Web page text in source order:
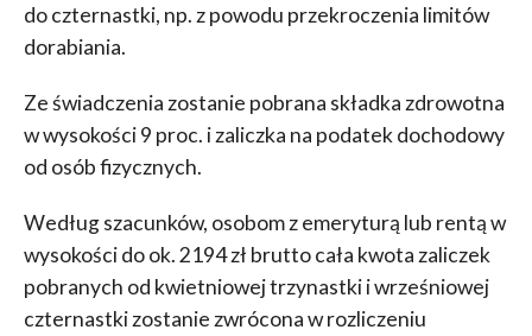
do czternastki, np. z powodu przekroczenia limitów
dorabiania.
Ze świadczenia zostanie pobrana składka zdrowotna
w wysokości 9 proc. i zaliczka na podatek dochodowy
od osób fizycznych.
Według szacunków, osobom z emeryturą lub rentą w
wysokości do ok. 2194 zł brutto cała kwota zaliczek
pobranych od kwietniowej trzynastki i wrześniowej
czternastki zostanie zwrócona w rozliczeniu